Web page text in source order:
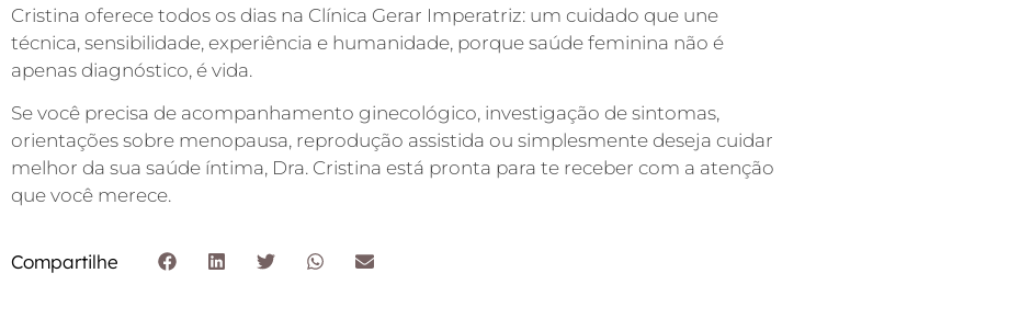
Cristina oferece todos os dias na Clínica Gerar Imperatriz: um cuidado que une
técnica, sensibilidade, experiência e humanidade, porque saúde feminina não é
apenas diagnóstico, é vida.
Se você precisa de acompanhamento ginecológico, investigação de sintomas,
orientações sobre menopausa, reprodução assistida ou simplesmente deseja cuidar
melhor da sua saúde íntima, Dra. Cristina está pronta para te receber com a atenção
que você merece.
Compartilhe